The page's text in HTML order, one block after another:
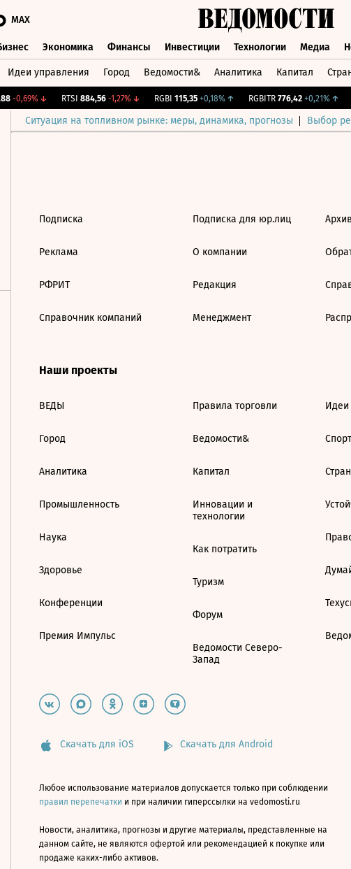
MAX
Экономика Финансы Инвестиции Технологии Медиа
Идеи управления Город Ведомости& Аналитика Капитал
-0,69%↓ RTSI 884,56 -1,27%↓ RGBI 115,35 +0,18%↑ RGBITR 776,42 +0,21%↑
Ситуация на топливном рынке: меры, динамика, прогнозы Выбор
Подписка
Реклама
РФРИТ
Справочник компаний
Подписка для юр.лиц
О компании
Редакция
Менеджмент
Архив
Наши проекты
ВЕДЫ
Город
Аналитика
Промышленность
Наука
Здоровье
Конференции
Премия Импульс
Правила торговли
Ведомости&
Капитал
Инновации и
технологии
Как потратить
Туризм
Форум
Ведомости Северо-
Запад
Идеи
Спорт
Скачать для iOS Скачать для Android
Любое использование материалов допускается только при соблюдении
правил перепечатки и при наличии гиперссылки на vedomosti.ru
Новости, аналитика, прогнозы и другие материалы, представленные на
данном сайте, не являются офертой или рекомендацией к покупке или
продаже каких-либо активов.